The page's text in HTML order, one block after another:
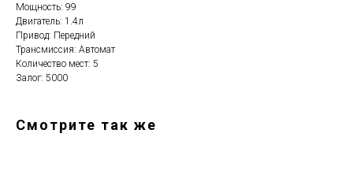
Мощность: 99
Двигатель: 1.4л
Привод: Передний
Трансмиссия: Автомат
Количество мест: 5
Залог: 5000
Смотрите так же